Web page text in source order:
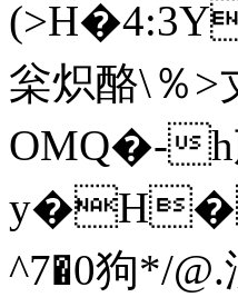
(
枀炽酪\％
OMQ�-h劥
^7�0狗*/